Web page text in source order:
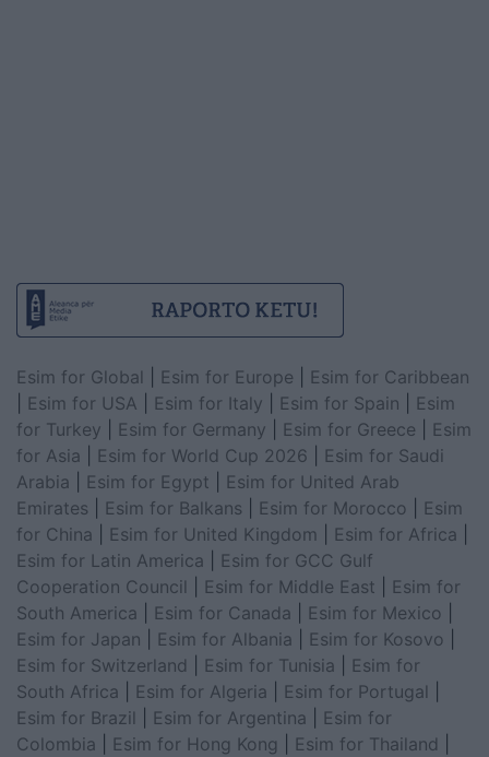
Esim for Global Esim for Europe
Esim for Caribbean
Esim for USA Esim for Italy Esim for Spain
Esim
for Turkey
Esim for Germany Esim for Greece
Esim
for Asia
Esim for World Cup 2026
Esim for Saudi
Arabia
Esim for Egypt
Esim for United Arab
Emirates
Esim for Balkans Esim for Morocco
Esim
for China
Esim for United Kingdom Esim for Africa
Esim for Latin America
Esim for GCC Gulf
Cooperation Council
Esim for Middle East
Esim for
South America
Esim for Canada Esim for Mexico
Esim for Japan
Esim for Albania Esim for Kosovo
Esim for Switzerland
Esim for Tunisia
Esim for
South Africa
Esim for Algeria Esim for Portugal
Esim for Brazil
Esim for Argentina
Esim for
Colombia
Esim for Hong Kong Esim for Thailand